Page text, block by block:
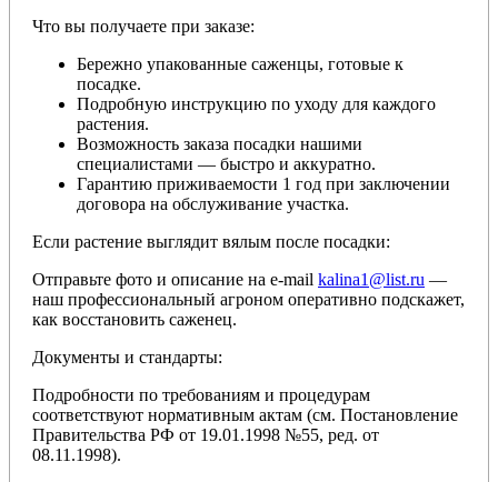
Что вы получаете при заказе:
Бережно упакованные саженцы, готовые к
посадке.
Подробную инструкцию по уходу для каждого
растения.
Возможность заказа посадки нашими
специалистами — быстро и аккуратно.
Гарантию приживаемости 1 год при заключении
договора на обслуживание участка.
Если растение выглядит вялым после посадки:
Отправьте фото и описание на e-mail kalina1@list.ru —
наш профессиональный агроном оперативно подскажет,
как восстановить саженец.
Документы и стандарты:
Подробности по требованиям и процедурам
соответствуют нормативным актам (см. Постановление
Правительства РФ от 19.01.1998 №55, ред. от
08.11.1998).